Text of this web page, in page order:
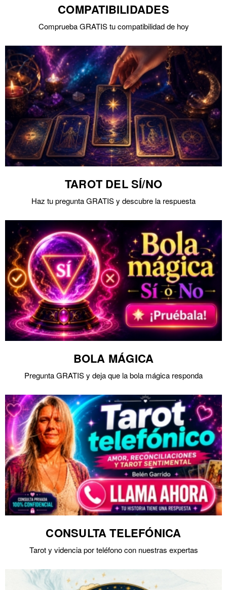
COMPATIBILIDADES
Comprueba GRATIS tu compatibilidad de hoy
TAROT DEL SÍ/NO
Haz tu pregunta GRATIS y descubre la respuesta
BOLA MÁGICA
Pregunta GRATIS y deja que la bola mágica responda
CONSULTA TELEFÓNICA
Tarot y videncia por teléfono con nuestras expertas